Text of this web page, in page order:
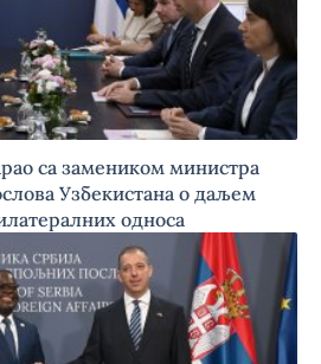
са замеником министра
Узбекистана о даљем
односа